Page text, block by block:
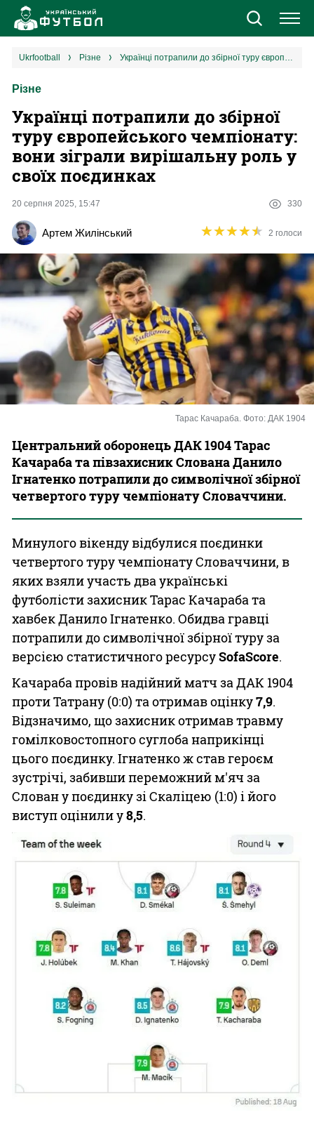
Новини
Єврокубки
УПЛ
Різне
Букмекери
Казино
ukrfootball різне Українці потрапили до збірної туру європейського чемпіонату: вони зіграли вирішальну роль у своїх поєдинках
Різне
Українці потрапили до збірної
туру європейського чемпіонату:
вони зіграли вирішальну роль у
своїх поєдинках
20 серпня 2025, 15:47 330
Артем Жилінський ★★★★★
★★★★★ 2 голоси
Тарас Качараба. Фото: ДАК 1904
Центральний оборонець ДАК 1904 Тарас
Качараба та півзахисник Слована Данило
Ігнатенко потрапили до символічної збірної
четвертого туру чемпіонату Словаччини.
Минулого вікенду відбулися поєдинки
четвертого туру чемпіонату Словаччини, в
яких взяли участь два українські
футболісти захисник Тарас Качарабата
хавбек Данило Ігнатенко. Обидва гравці
потрапили до символічної збірної туру за
версією статистичного ресурсуSofaScore.
Качарабапровів надійний матч за ДАК 1904
протиТатрану (0:0) та отримав оцінку7,9.
Відзначимо, що захисник отримав травму
гомілковостопного суглоба наприкінці
цього поєдинку. Ігнатенко ж став героєм
зустрічі, забивши переможний м'яч за
Словану поєдинку зіСкаліцею (1:0) і його
виступ оцінили у8,5.